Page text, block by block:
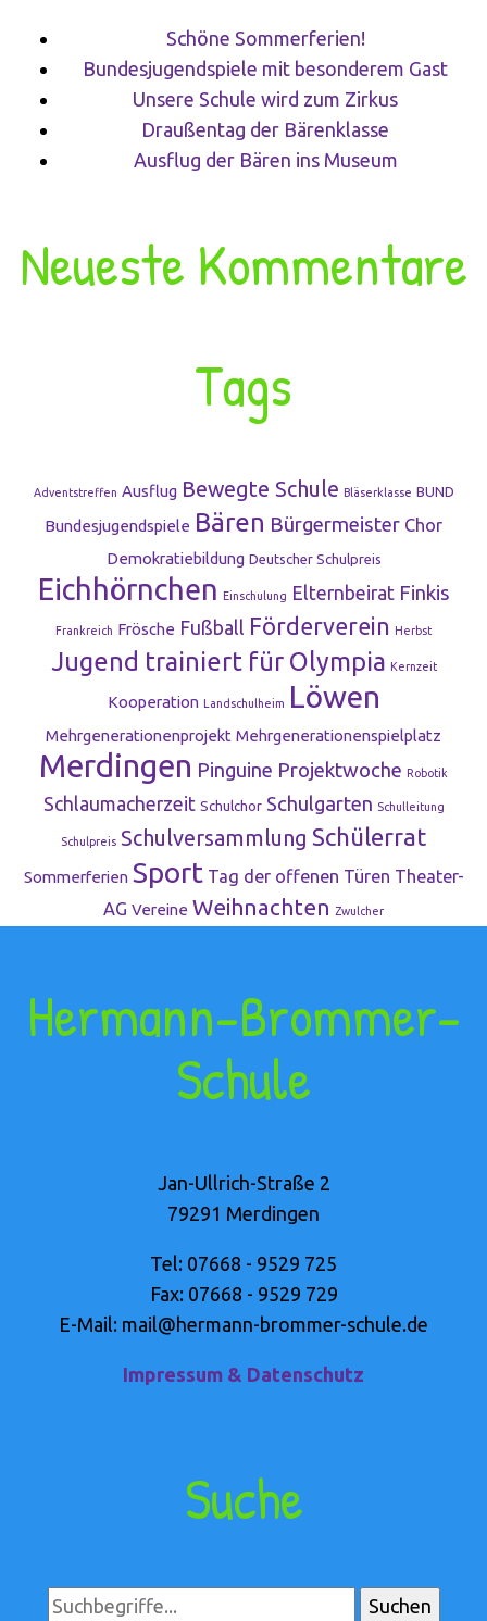
Schöne Sommerferien!
Bundesjugendspiele mit besonderem Gast
Unsere Schule wird zum Zirkus
Draußentag der Bärenklasse
Ausflug der Bären ins Museum
Neueste Kommentare
Tags
Adventstreffen Ausflug Bewegte Schule Bläserklasse BUND
Bundesjugendspiele Bären Bürgermeister Chor
Demokratiebildung Deutscher Schulpreis
Eichhörnchen Einschulung Elternbeirat Finkis
Frankreich Frösche Fußball Förderverein Herbst
Jugend trainiert für Olympia Kernzeit
Kooperation Landschulheim Löwen
Mehrgenerationenprojekt Mehrgenerationenspielplatz
Merdingen Pinguine Projektwoche Robotik
Schlaumacherzeit Schulchor Schulgarten Schulleitung
Schulpreis Schulversammlung Schülerrat
Sommerferien Sport Tag der offenen Türen Theater-
AG Vereine Weihnachten Zwulcher
Hermann-Brommer-
Schule
Jan-Ullrich-Straße 2
79291 Merdingen
Tel: 07668 - 9529 725
Fax: 07668 - 9529 729
E-Mail: mail@hermann-brommer-schule.de
Impressum & Datenschutz
Suche